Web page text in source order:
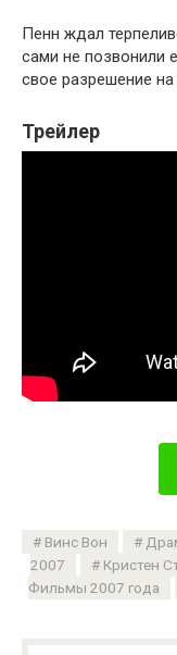
Пенн ждал
сами не позвонили
свое разрешение
Трейлер
Винс Вон
2007
Кристен
Фильмы 2007 года